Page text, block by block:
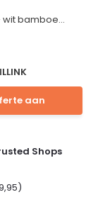
bamboe...
aan
Shops